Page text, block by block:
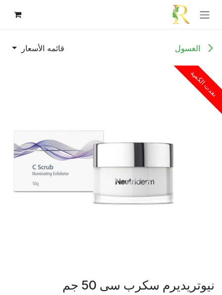
تخطي للذهاب إلى المحتوى
الغسول قائمه الأسعار
نفدت الكمية
نيوتريديرم سكرب سى 50 جم